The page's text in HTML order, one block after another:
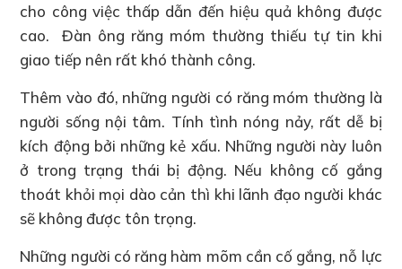
cho công việc thấp dẫn đến hiệu quả không được
cao. Đàn ông răng móm thường thiếu tự tin khi
giao tiếp nên rất khó thành công.
Thêm vào đó, những người có răng móm thường là
người sống nội tâm. Tính tình nóng nảy, rất dễ bị
kích động bởi những kẻ xấu. Những người này luôn
ở trong trạng thái bị động. Nếu không cố gắng
thoát khỏi mọi dào cản thì khi lãnh đạo người khác
sẽ không được tôn trọng.
Những người có răng hàm mõm cần cố gắng, nỗ lực